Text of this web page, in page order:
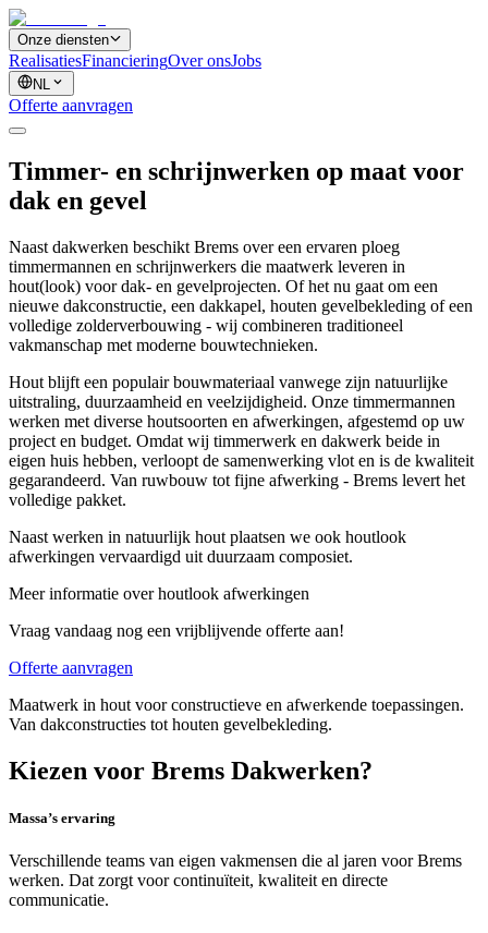
Onze diensten
RealisatiesFinancieringOver onsJobs
NL
Offerte aanvragen
Timmer- en schrijnwerken op maat voor
dak en gevel
Naast dakwerken beschikt Brems over een ervaren ploeg
timmermannen en schrijnwerkers die maatwerk leveren in
hout(look) voor dak- en gevelprojecten. Of het nu gaat om een
nieuwe dakconstructie, een dakkapel, houten gevelbekleding of een
volledige zolderverbouwing - wij combineren traditioneel
vakmanschap met moderne bouwtechnieken.
Hout blijft een populair bouwmateriaal vanwege zijn natuurlijke
uitstraling, duurzaamheid en veelzijdigheid. Onze timmermannen
werken met diverse houtsoorten en afwerkingen, afgestemd op uw
project en budget. Omdat wij timmerwerk en dakwerk beide in
eigen huis hebben, verloopt de samenwerking vlot en is de kwaliteit
gegarandeerd. Van ruwbouw tot fijne afwerking - Brems levert het
volledige pakket.
Naast werken in natuurlijk hout plaatsen we ook houtlook
afwerkingen vervaardigd uit duurzaam composiet.
Meer informatie over houtlook afwerkingen
Vraag vandaag nog een vrijblijvende offerte aan!
Offerte aanvragen
Maatwerk in hout voor constructieve en afwerkende toepassingen.
Van dakconstructies tot houten gevelbekleding.
Kiezen voor Brems Dakwerken?
Massa’s ervaring
Verschillende teams van eigen vakmensen die al jaren voor Brems
werken. Dat zorgt voor continuïteit, kwaliteit en directe
communicatie.